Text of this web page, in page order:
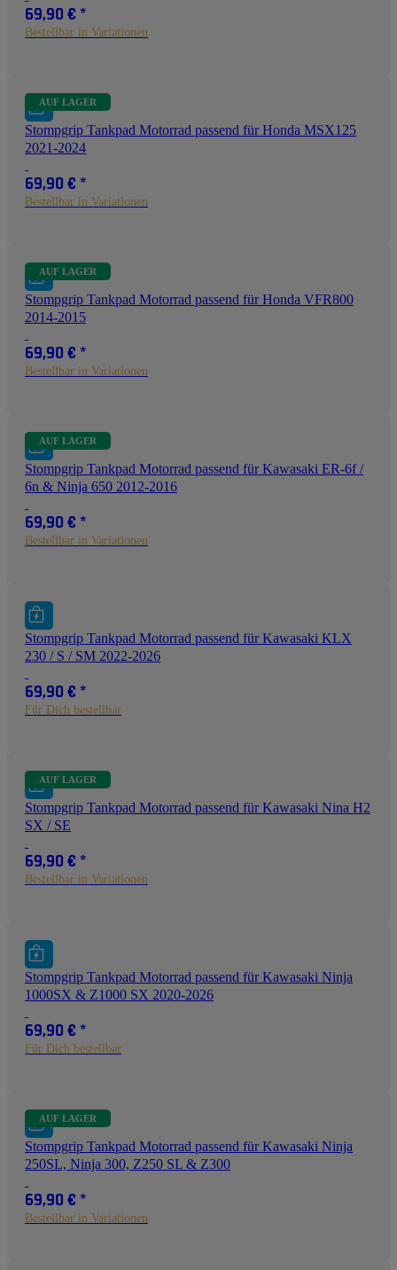
69,90 € *
Bestellbar in Variationen
AUF LAGER
Stompgrip Tankpad Motorrad passend für Honda MSX125
2021-2024
69,90 € *
Bestellbar in Variationen
AUF LAGER
Stompgrip Tankpad Motorrad passend für Honda VFR800
2014-2015
69,90 € *
Bestellbar in Variationen
AUF LAGER
Stompgrip Tankpad Motorrad passend für Kawasaki ER-6f /
6n & Ninja 650 2012-2016
69,90 € *
Bestellbar in Variationen
Stompgrip Tankpad Motorrad passend für Kawasaki KLX
230 / S / SM 2022-2026
69,90 € *
Für Dich bestellbar
AUF LAGER
Stompgrip Tankpad Motorrad passend für Kawasaki Nina H2
SX / SE
69,90 € *
Bestellbar in Variationen
Stompgrip Tankpad Motorrad passend für Kawasaki Ninja
1000SX & Z1000 SX 2020-2026
69,90 € *
Für Dich bestellbar
AUF LAGER
Stompgrip Tankpad Motorrad passend für Kawasaki Ninja
250SL, Ninja 300, Z250 SL & Z300
69,90 € *
Bestellbar in Variationen